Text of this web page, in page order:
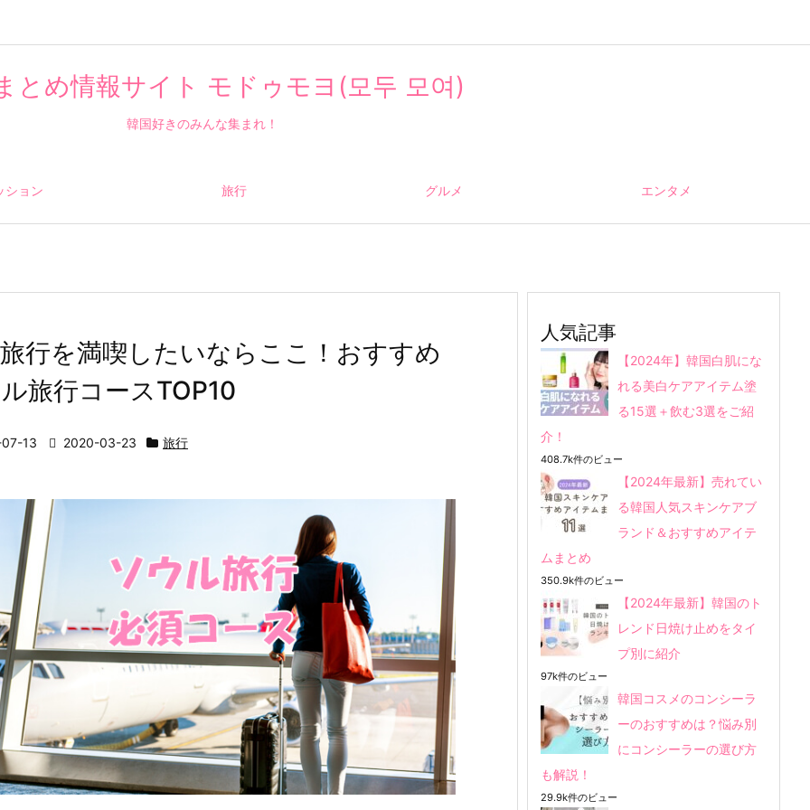
とめ情報サイト モドゥモヨ(모두 모여)
韓国好きのみんな集まれ！
ション 旅行 グルメ エンタメ
行を満喫したいならここ！おすすめ
旅行コースTOP10
13 2020-03-23 旅行
人気記事
【2024年】韓国白肌にな
れる美白ケアアイテム塗
る15選＋飲む3選をご紹
介！
408.7k件のビュー
【2024年最新】売れてい
る韓国人気スキンケアブ
ランド＆おすすめアイテ
ムまとめ
350.9k件のビュー
【2024年最新】韓国のト
レンド日焼け止めをタイ
プ別に紹介
97k件のビュー
韓国コスメのコンシーラ
ーのおすすめは？悩み別
にコンシーラーの選び方
も解説！
29.9k件のビュー